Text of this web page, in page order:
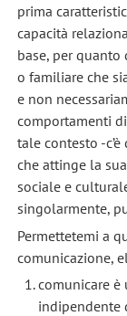
prima
capacità
base, per quanto
o familiare che
e non
comportamenti
tale contesto -
che attinge la
sociale e
singolarmente,
Permettetemi a
comunicazione,
comunicare è
indipendente